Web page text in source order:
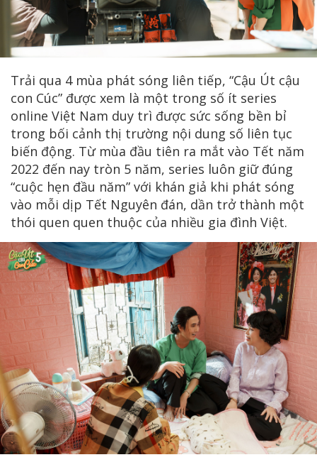
Trải qua 4 mùa phát sóng liên tiếp, “Cậu Út cậu
con Cúc” được xem là một trong số ít series
online Việt Nam duy trì được sức sống bền bỉ
trong bối cảnh thị trường nội dung số liên tục
biến động. Từ mùa đầu tiên ra mắt vào Tết năm
2022 đến nay tròn 5 năm, series luôn giữ đúng
“cuộc hẹn đầu năm” với khán giả khi phát sóng
vào mỗi dịp Tết Nguyên đán, dần trở thành một
thói quen quen thuộc của nhiều gia đình Việt.